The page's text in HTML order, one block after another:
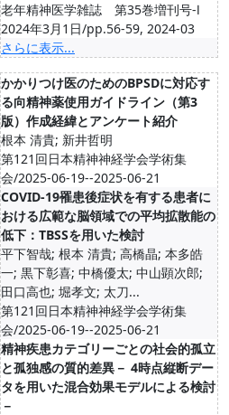
老年精神医学雑誌 第35巻増刊号-Ⅰ
2024年3月1日/pp.56-59, 2024-03
さらに表示...
かかりつけ医のためのBPSDに対応す
る向精神薬使用ガイドライン（第3
版）作成経緯とアンケート紹介
根本 清貴; 新井哲明
第121回日本精神神経学会学術集
会/2025-06-19--2025-06-21
COVID-19罹患後症状を有する患者に
おける広範な脳領域での平均拡散能の
低下：TBSSを用いた検討
平下智哉; 根本 清貴; 高橋晶; 本多皓
一; 黒下彰喜; 中橋優太; 中山顕次郎;
田口高也; 堀孝文; 太刀...
第121回日本精神神経学会学術集
会/2025-06-19--2025-06-21
精神疾患カテゴリーごとの社会的孤立
と孤独感の質的差異－ 4時点縦断デー
タを用いた混合効果モデルによる検討
－